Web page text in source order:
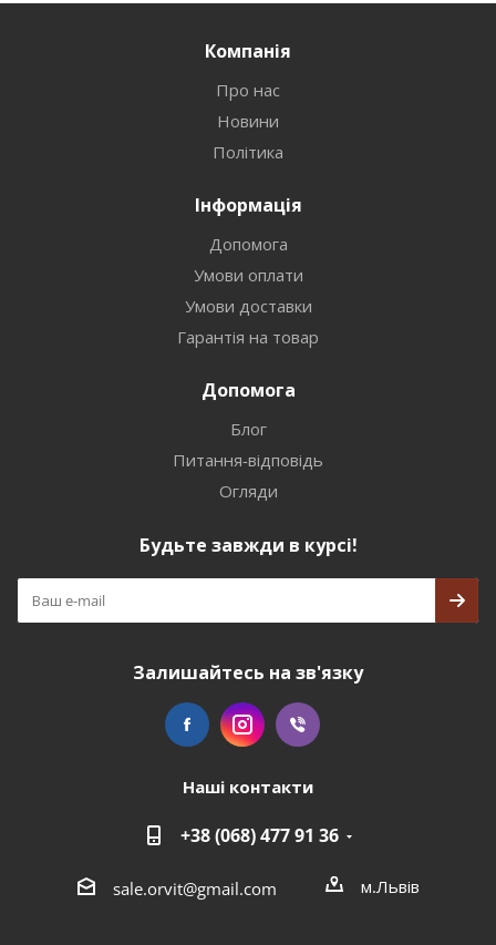
Компанія
Про нас
Новини
Політика
Інформація
Допомога
Умови оплати
Умови доставки
Гарантія на товар
Допомога
Блог
Питання-відповідь
Огляди
Будьте завжди в курсі!
Залишайтесь на зв'язку
Наші контакти
+38 (068) 477 91 36
sale.orvit@gmail.com м.Львів